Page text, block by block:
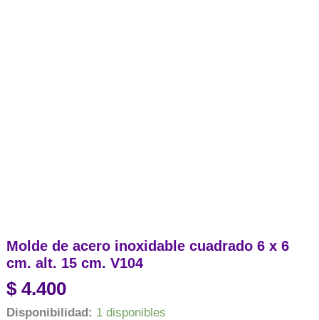
Molde de acero inoxidable cuadrado 6 x 6
cm. alt. 15 cm. V104
$ 4.400
Disponibilidad: 1 disponibles